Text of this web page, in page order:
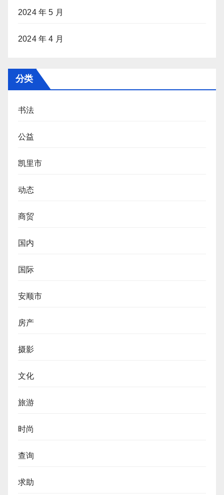
2024 年 5 月
2024 年 4 月
分类
书法
公益
凯里市
动态
商贸
国内
国际
安顺市
房产
摄影
文化
旅游
时尚
查询
求助